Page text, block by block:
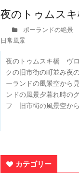
夜のトゥムス
ポーランドの絶景
日常風景
夜のトゥムスキ橋 ヴ
クの旧市街の町並み
ーランドの風景空から
ンドの風景夕暮れ時の
フ 旧市街の風景空か
カテゴリー